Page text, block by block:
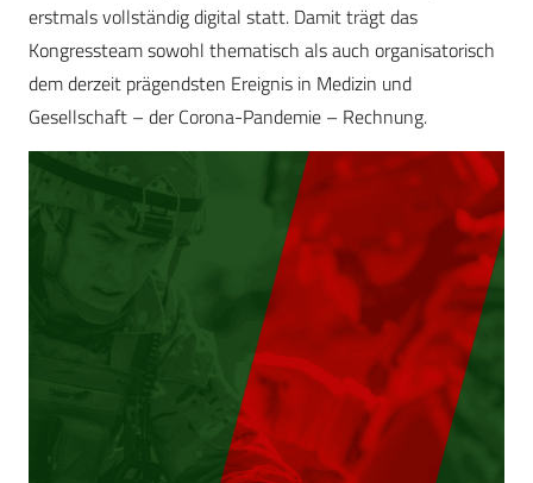
erstmals vollständig digital statt. Damit trägt das
Kongressteam sowohl thematisch als auch organisatorisch
dem derzeit prägendsten Ereignis in Medizin und
Gesellschaft – der Corona-Pandemie – Rechnung.